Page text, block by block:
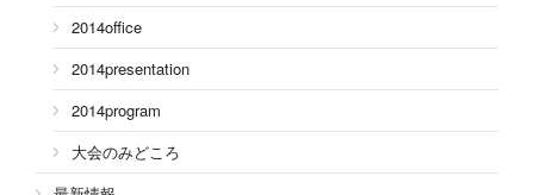
2014office
2014presentation
2014program
大会のみどころ